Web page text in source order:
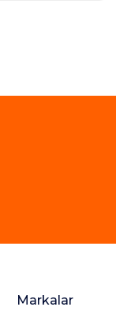
Markalar